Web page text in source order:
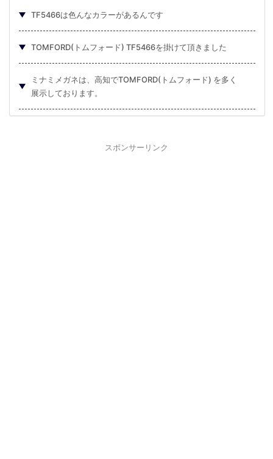
TF5466は色んなカラーがあるんです
TOMFORD(トムフォード) TF5466を掛けて頂きました
ミナミメガネは、高知でTOMFORD(トムフォード) を多く
展示しております。
スポンサーリンク